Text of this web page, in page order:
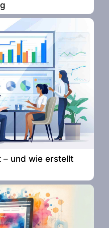
– und wie erstellt